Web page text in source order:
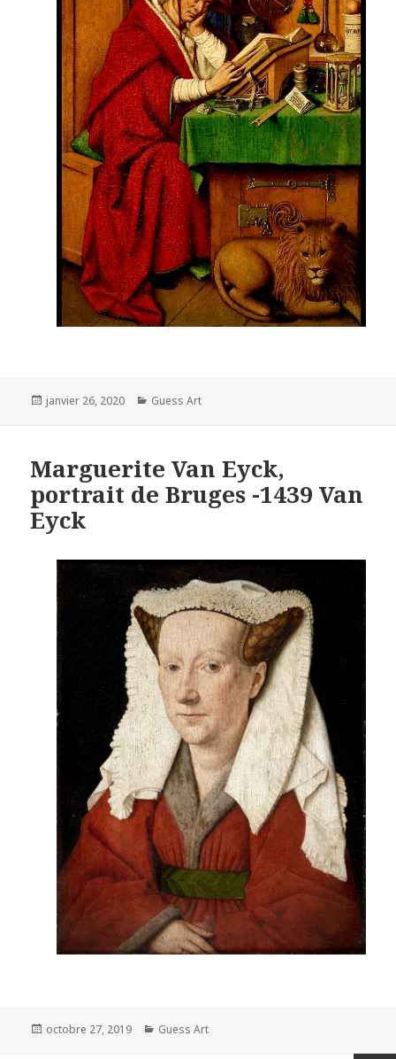
Posted
janvier 26, 2020 Categories
Guess Art
Marguerite Van Eyck,
portrait de Bruges -1439 Van
Eyck
Posted
octobre 27, 2019 Categories
Guess Art